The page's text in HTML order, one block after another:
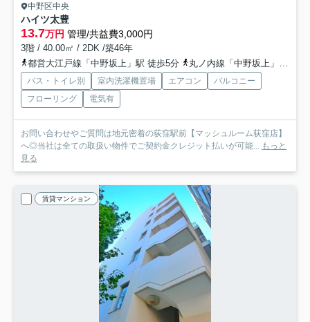
中野区中央
ハイツ太豊
13.7万円 管理/共益費3,000円
3階 / 40.00㎡ / 2DK /築46年
都営大江戸線「中野坂上」駅 徒歩5分
丸ノ内線「中野坂上」駅 徒歩5分
バス・トイレ別 室内洗濯機置場 エアコン
バルコニー
フローリング
電気有
お問い合わせやご質問は地元密着の荻窪駅前【マッシュルーム荻窪店】
へ◎当社は全ての取扱い物件でご契約金クレジット払いが可能... もっと
見る
賃貸マンション